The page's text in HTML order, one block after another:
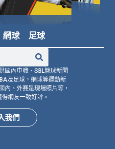
網球 足球
國內中職、SBL籃球新聞
及足球，網球等運動新
內、外賽是現場照片等，
網友一致好評。
我們